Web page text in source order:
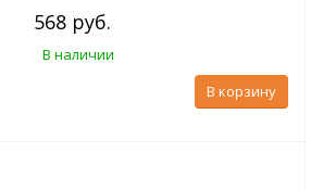
568 руб.
В наличии
В корзину